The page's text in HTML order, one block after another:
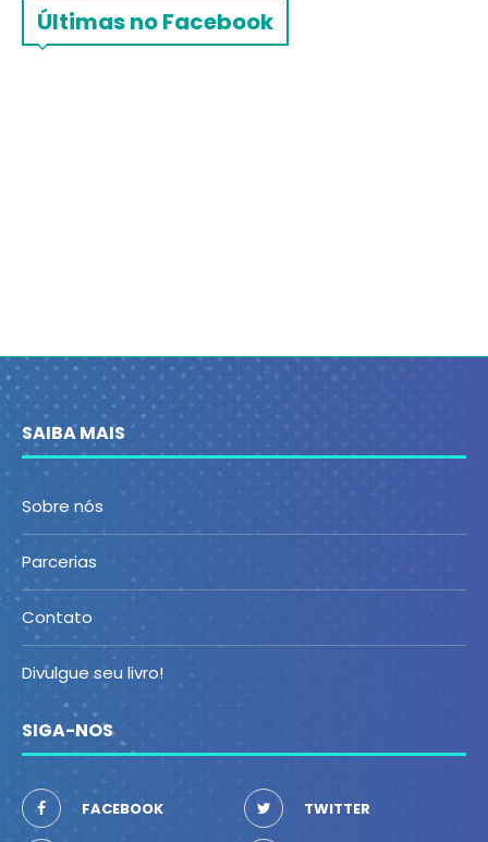
Últimas no Facebook
SAIBA MAIS
Sobre nós
Parcerias
Contato
Divulgue seu livro!
SIGA-NOS
FACEBOOK TWITTER